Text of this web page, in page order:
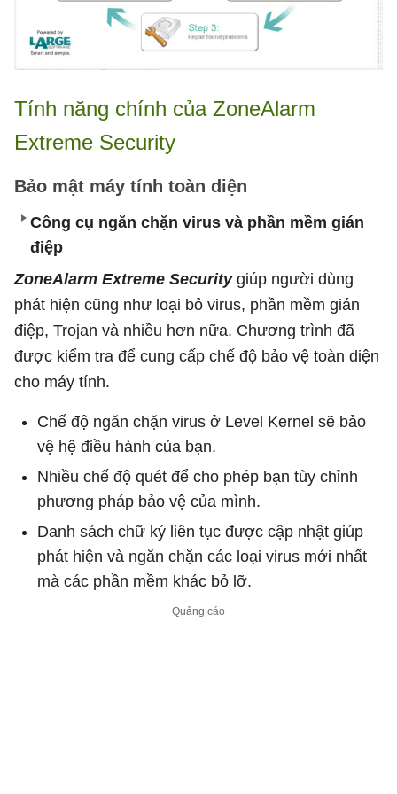
Tính năng chính của ZoneAlarm
Extreme Security
Bảo mật máy tính toàn diện
Công cụ ngăn chặn virus và phần mềm gián
điệp
ZoneAlarm Extreme Security giúp người dùng
phát hiện cũng như loại bỏ virus, phần mềm gián
điệp, Trojan và nhiều hơn nữa. Chương trình đã
được kiểm tra để cung cấp chế độ bảo vệ toàn diện
cho máy tính.
Chế độ ngăn chặn virus ở Level Kernel sẽ bảo
vệ hệ điều hành của bạn.
Nhiều chế độ quét để cho phép bạn tùy chỉnh
phương pháp bảo vệ của mình.
Danh sách chữ ký liên tục được cập nhật giúp
phát hiện và ngăn chặn các loại virus mới nhất
mà các phần mềm khác bỏ lỡ.